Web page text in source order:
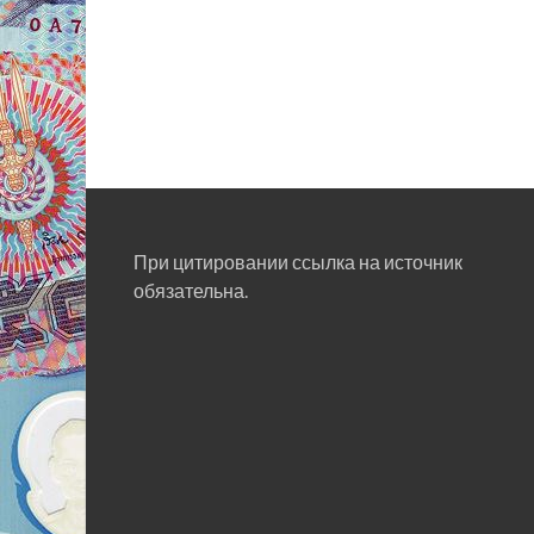
При цитировании ссылка на источник
обязательна.